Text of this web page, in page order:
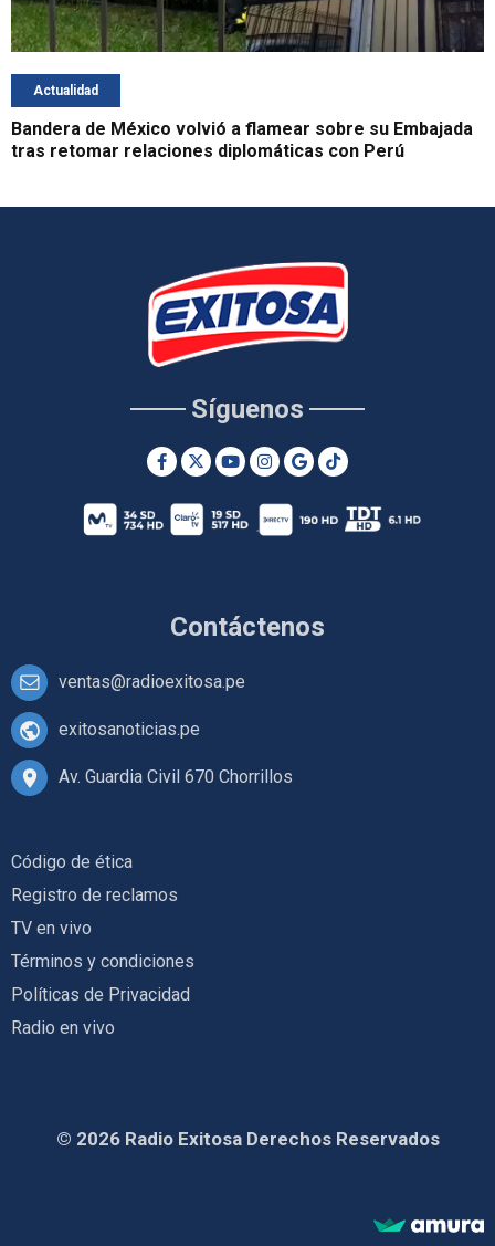
Actualidad
Bandera de México volvió a flamear sobre su Embajada
tras retomar relaciones diplomáticas con Perú
Contáctenos
ventas@radioexitosa.pe
exitosanoticias.pe
Av. Guardia Civil 670 Chorrillos
Síguenos
Código de ética
Registro de reclamos
TV en vivo
Términos y condiciones
Políticas de Privacidad
Radio en vivo
© 2026 Radio Exitosa Derechos Reservados